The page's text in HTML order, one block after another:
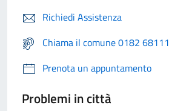
Richiedi Assistenza
Chiama il comune 0182 68111
Prenota un appuntamento
Problemi in città